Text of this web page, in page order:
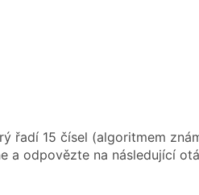
řadí 15 čísel (algoritmem
a odpovězte na následující